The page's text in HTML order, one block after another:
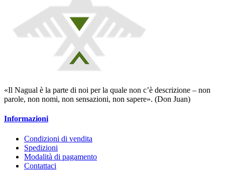
«Il Nagual è la parte di noi per la quale non c’è descrizione – non
parole, non nomi, non sensazioni, non sapere». (Don Juan)
Informazioni
Condizioni di vendita
Spedizioni
Modalità di pagamento
Contattaci